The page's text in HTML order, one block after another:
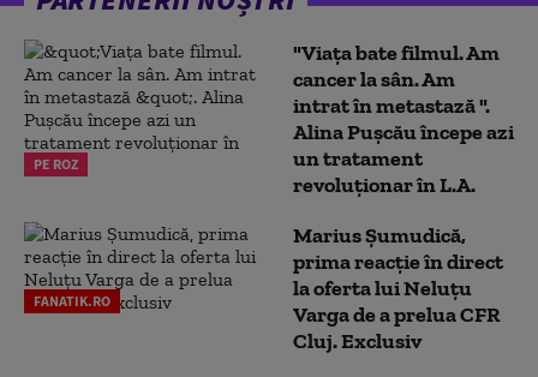
PE ROZ
"Viața bate filmul. Am
cancer la sân. Am
intrat în metastază ".
Alina Pușcău începe azi
un tratament
revoluționar în L.A.
FANATIK.RO
Marius Șumudică,
prima reacție în direct
la oferta lui Neluțu
Varga de a prelua CFR
Cluj. Exclusiv